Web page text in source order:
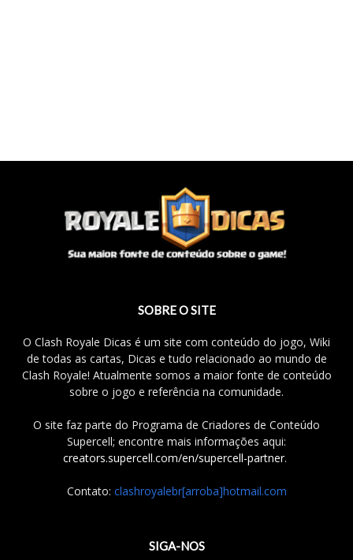
SOBRE O SITE
O Clash Royale Dicas é um site com conteúdo do jogo, Wiki
de todas as cartas, Dicas e tudo relacionado ao mundo de
Clash Royale! Atualmente somos a maior fonte de conteúdo
sobre o jogo e referência na comunidade.
O site faz parte do Programa de Criadores de Conteúdo
Supercell; encontre mais informações aqui:
creators.supercell.com/en/supercell-partner.
Contato: clashroyalebr[arroba]hotmail.com
SIGA-NOS